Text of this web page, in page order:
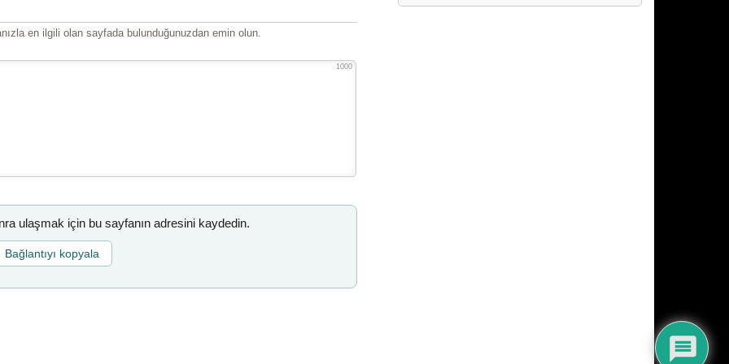
en ilgili olan sayfada bulunduğunuzdan emin olun.
1000
ulaşmak için bu sayfanın adresini kaydedin.
Bağlantıyı kopyala